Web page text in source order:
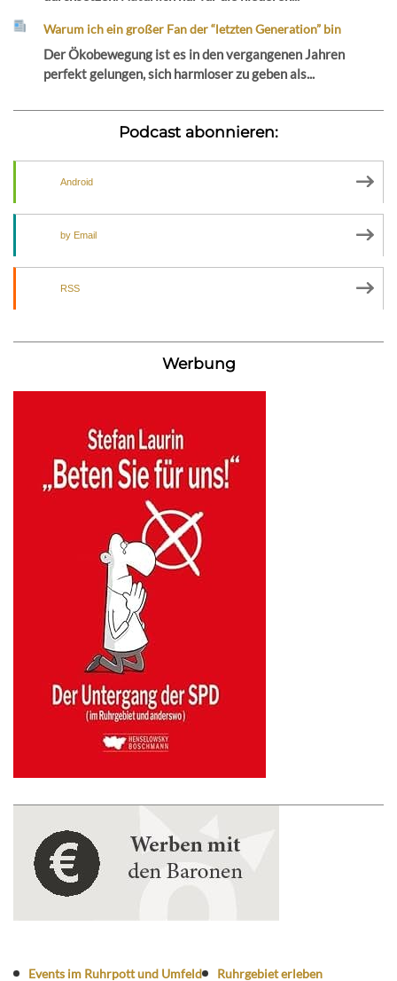
Warum ich ein großer Fan der “letzten Generation” bin
Der Ökobewegung ist es in den vergangenen Jahren
perfekt gelungen, sich harmloser zu geben als...
Podcast abonnieren:
Android
by Email
RSS
Werbung
Events im Ruhrpott und Umfeld Ruhrgebiet erleben